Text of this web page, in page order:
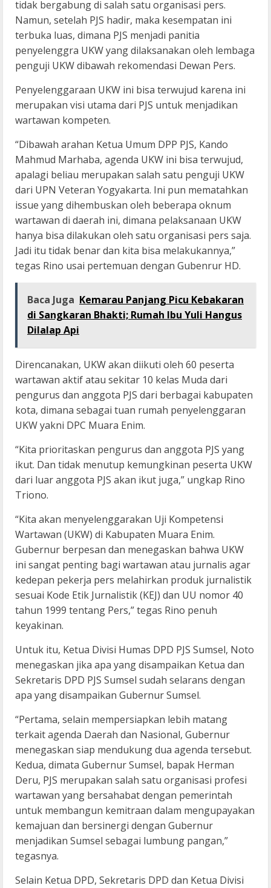
tidak bergabung di salah satu organisasi pers.
Namun, setelah PJS hadir, maka kesempatan ini
terbuka luas, dimana PJS menjadi panitia
penyelenggra UKW yang dilaksanakan oleh lembaga
penguji UKW dibawah rekomendasi Dewan Pers.
Penyelenggaraan UKW ini bisa terwujud karena ini
merupakan visi utama dari PJS untuk menjadikan
wartawan kompeten.
“Dibawah arahan Ketua Umum DPP PJS, Kando
Mahmud Marhaba, agenda UKW ini bisa terwujud,
apalagi beliau merupakan salah satu penguji UKW
dari UPN Veteran Yogyakarta. Ini pun mematahkan
issue yang dihembuskan oleh beberapa oknum
wartawan di daerah ini, dimana pelaksanaan UKW
hanya bisa dilakukan oleh satu organisasi pers saja.
Jadi itu tidak benar dan kita bisa melakukannya,”
tegas Rino usai pertemuan dengan Gubenrur HD.
Baca Juga Kemarau Panjang Picu Kebakaran
di Sangkaran Bhakti; Rumah Ibu Yuli Hangus
Dilalap Api
Direncanakan, UKW akan diikuti oleh 60 peserta
wartawan aktif atau sekitar 10 kelas Muda dari
pengurus dan anggota PJS dari berbagai kabupaten
kota, dimana sebagai tuan rumah penyelenggaran
UKW yakni DPC Muara Enim.
“Kita prioritaskan pengurus dan anggota PJS yang
ikut. Dan tidak menutup kemungkinan peserta UKW
dari luar anggota PJS akan ikut juga,” ungkap Rino
Triono.
“Kita akan menyelenggarakan Uji Kompetensi
Wartawan (UKW) di Kabupaten Muara Enim.
Gubernur berpesan dan menegaskan bahwa UKW
ini sangat penting bagi wartawan atau jurnalis agar
kedepan pekerja pers melahirkan produk jurnalistik
sesuai Kode Etik Jurnalistik (KEJ) dan UU nomor 40
tahun 1999 tentang Pers,” tegas Rino penuh
keyakinan.
Untuk itu, Ketua Divisi Humas DPD PJS Sumsel, Noto
menegaskan jika apa yang disampaikan Ketua dan
Sekretaris DPD PJS Sumsel sudah selarans dengan
apa yang disampaikan Gubernur Sumsel.
“Pertama, selain mempersiapkan lebih matang
terkait agenda Daerah dan Nasional, Gubernur
menegaskan siap mendukung dua agenda tersebut.
Kedua, dimata Gubernur Sumsel, bapak Herman
Deru, PJS merupakan salah satu organisasi profesi
wartawan yang bersahabat dengan pemerintah
untuk membangun kemitraan dalam mengupayakan
kemajuan dan bersinergi dengan Gubernur
menjadikan Sumsel sebagai lumbung pangan,”
tegasnya.
Selain Ketua DPD, Sekretaris DPD dan Ketua Divisi